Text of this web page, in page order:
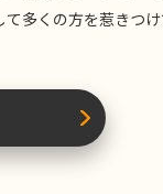
多くの方を惹きつけ